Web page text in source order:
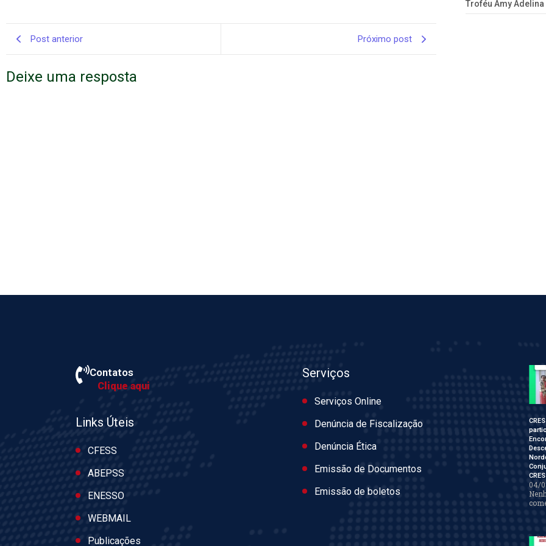
Troféu Amy Adelina
Post anterior Próximo post
Deixe uma resposta
Contatos
Clique aqui
Links Úteis
CFESS
ABEPSS
ENESSO
WEBMAIL
Publicações
Serviços
Serviços Online
Denúncia de Fiscalização
Denúncia Ética
Emissão de Documentos
Emissão de boletos
04/